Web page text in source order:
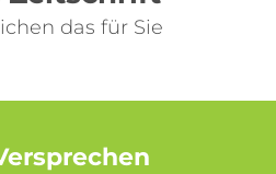
das für Sie